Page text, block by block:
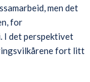
men det
for
I det perspektivet
fort litt